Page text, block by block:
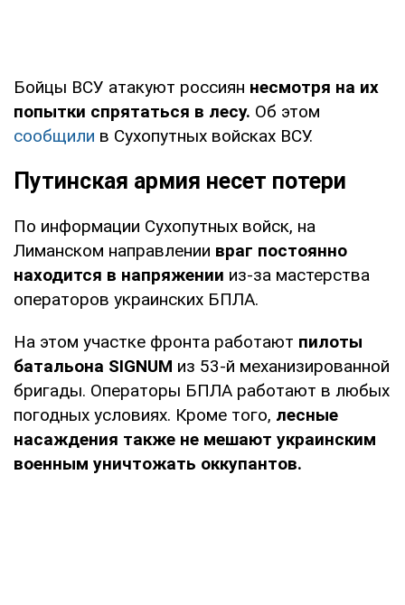
Бойцы ВСУ атакуют россиян несмотря на их
попытки спрятаться в лесу. Об этом
сообщили в Сухопутных войсках ВСУ.
Путинская армия несет потери
По информации Сухопутных войск, на
Лиманском направлении враг постоянно
находится в напряжении из-за мастерства
операторов украинских БПЛА.
На этом участке фронта работают пилоты
батальона SIGNUM из 53-й механизированной
бригады. Операторы БПЛА работают в любых
погодных условиях. Кроме того, лесные
насаждения также не мешают украинским
военным уничтожать оккупантов.